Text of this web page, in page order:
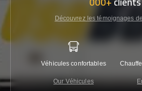
Découvrez les témoignages
Véhicules confortables
Our Véhicules